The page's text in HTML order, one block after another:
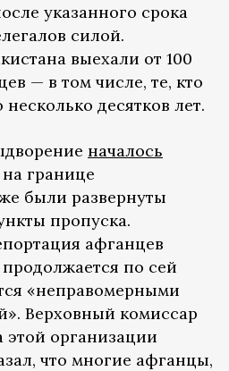
указанного срока
силой.
выехали от 100
— в том числе, те, кто
десятков лет.
началось
границе
были развернуты
пропуска.
афганцев
по сей
«неправомерными
Верховный комиссар
этой организации
что многие афганцы,